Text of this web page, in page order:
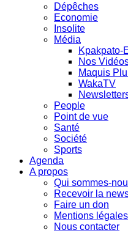
Dépêches
Economie
Insolite
Média
Kpakpato-
Nos
Maquis
WakaTV
People
Point de vue
Santé
Société
Sports
Agenda
A propos
Qui sommes-
Recevoir la
Faire un don
Mentions légales
Nous contacter